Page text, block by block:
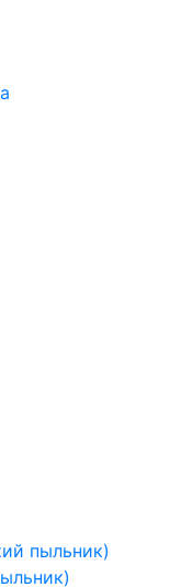
пыльник)